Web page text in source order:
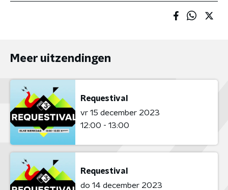
Meer uitzendingen
Requestival
vr 15 december 2023
12:00 - 13:00
Requestival
do 14 december 2023